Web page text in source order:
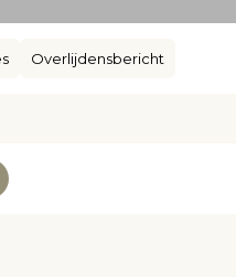
Overlijdensbericht